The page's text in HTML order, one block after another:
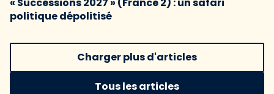
politique dépolitisé
Charger plus d'articles
Tous les articles